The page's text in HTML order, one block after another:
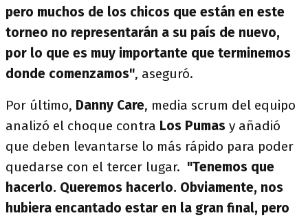
pero muchos de los chicos que están en este
torneo no representarán a su país de nuevo,
por lo que es muy importante que terminemos
donde comenzamos", aseguró.
Por último, Danny Care, media scrum del equipo
analizó el choque contra Los Pumas y añadió
que deben levantarse lo más rápido para poder
quedarse con el tercer lugar. "Tenemos que
hacerlo. Queremos hacerlo. Obviamente, nos
hubiera encantado estar en la gran final, pero